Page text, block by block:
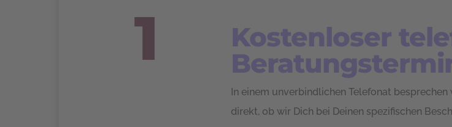
1
Kostenloser
In einem unverbindlichen Telefonat
direkt, ob wir Dich bei Deinen spezifischen